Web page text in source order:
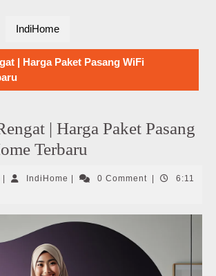
IndiHome
| Harga Paket Pasang WiFi
| Harga Paket Pasang
Terbaru
Juli
IndiHome IndiHome0 Comment
6:11